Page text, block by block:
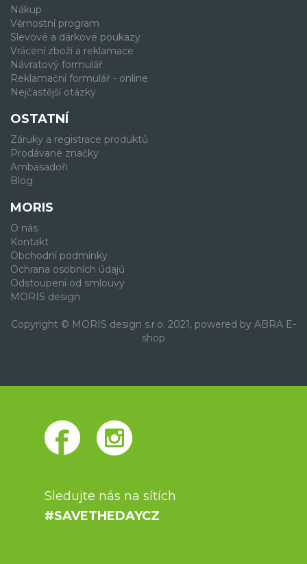
Nákup
Věrnostní program
Slevové a dárkové poukazy
Vrácení zboží a reklamace
Návratový formulář
Reklamační formulář - online
Nejčastější otázky
OSTATNÍ
Záruky a registrace produktů
Prodávané značky
Ambasadoři
Blog
MORIS
O nás
Kontakt
Obchodní podmínky
Ochrana osobních údajů
Odstoupení od smlouvy
MORIS design
Copyright © MORIS design s.r.o. 2021, powered by ABRA E-
shop
Sledujte nás na sítích
#SAVETHEDAYCZ